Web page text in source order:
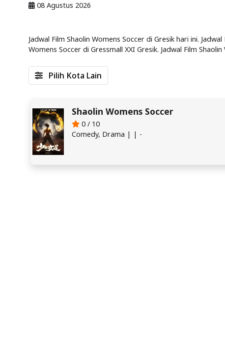
08 Agustus 2026
Jadwal Film Shaolin Womens Soccer di Gresik hari ini.
Womens Soccer di Gressmall XXI Gresik. Jadwal Film
Shaolin Womens Soccer
0 / 10
Comedy, Drama | | -
Pilih Kota Lain